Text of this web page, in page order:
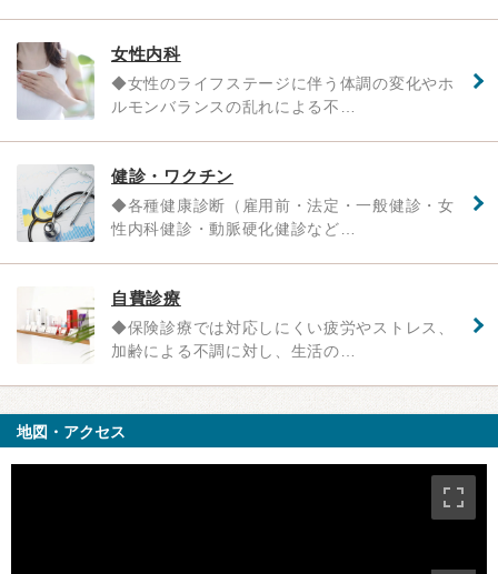
女性内科
◆女性のライフステージに伴う体調の変化やホ
ルモンバランスの乱れによる不…
健診・ワクチン
◆各種健康診断（雇用前・法定・一般健診・女
性内科健診・動脈硬化健診など…
自費診療
◆保険診療では対応しにくい疲労やストレス、
加齢による不調に対し、生活の…
地図・アクセス